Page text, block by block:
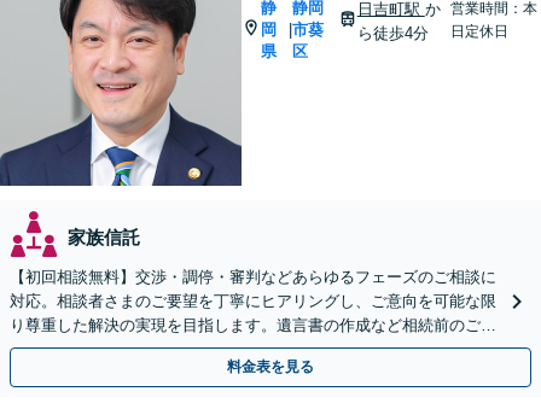
静
岡
県
静岡
市葵
区
日吉町駅 か
ら徒歩4分
営業時間：本
日定休日
家族信託
【初回相談無料】交渉・調停・審判などあらゆるフェーズのご相談に
対応。相談者さまのご要望を丁寧にヒアリングし、ご意向を可能な限
り尊重した解決の実現を目指します。遺言書の作成など相続前のご相
談もお任せください【完全個室で対応】
料金表を見る